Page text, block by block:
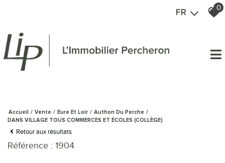
FR
0
Accueil Vente Eure Et Loir
Authon Du Perche
DANS VILLAGE TOUS COMMERCES ET ÉCOLES (COLLÈGE)
Retour aux résultats
Référence : 1904